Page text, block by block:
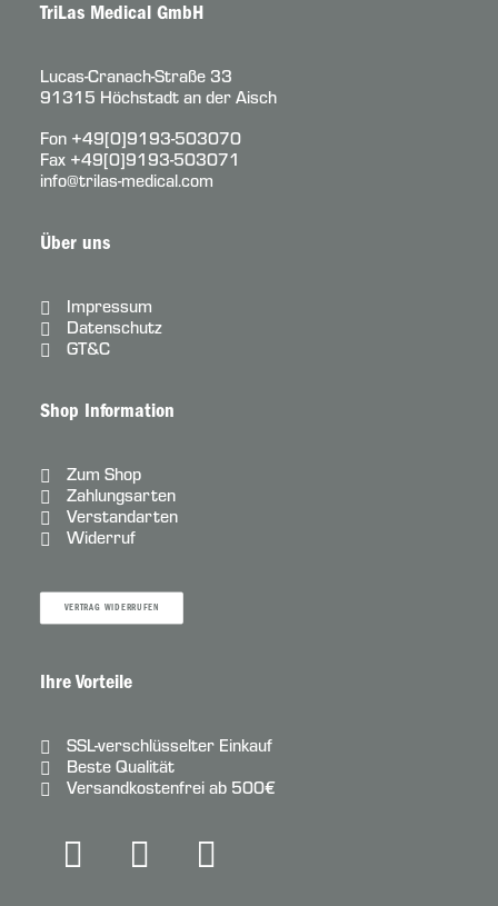
TriLas Medical GmbH
Lucas-Cranach-Straße 33
91315 Höchstadt an der Aisch
Fon +49[0]9193-503070
Fax +49[0]9193-503071
info@trilas-medical.com
Über uns
Impressum
Datenschutz
GT&C
Shop Information
Zum Shop
Zahlungsarten
Verstandarten
Widerruf
VERTRAG WIDERRUFEN
Ihre Vorteile
SSL-verschlüsselter Einkauf
Beste Qualität
Versandkostenfrei ab 500€